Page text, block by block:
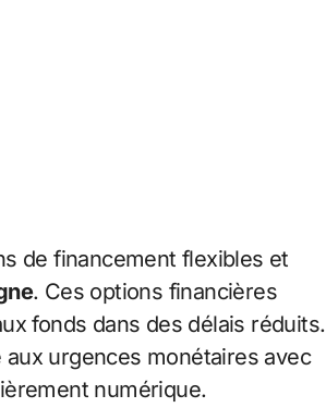
de financement flexibles et
. Ces options financières
fonds dans des délais réduits.
urgences monétaires avec
numérique.